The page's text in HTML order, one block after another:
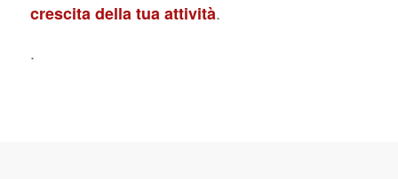
crescita della tua attività.
.